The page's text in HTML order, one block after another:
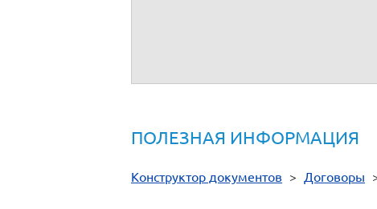
ПОЛЕЗНАЯ ИНФОРМАЦИЯ
Конструктор документов > Договоры